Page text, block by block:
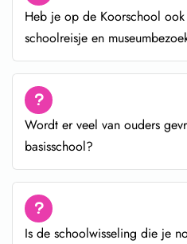
Heb je op de Koorschool
schoolreisje en
Wordt er veel van ouders
basisschool?
Is de schoolwisseling die je